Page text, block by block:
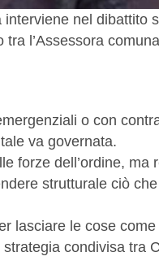
nel dibattito
l’Assessora
o con
va governata.
forze dell’ordine, ma
strutturale ciò
lasciare le cose come
condivisa tra